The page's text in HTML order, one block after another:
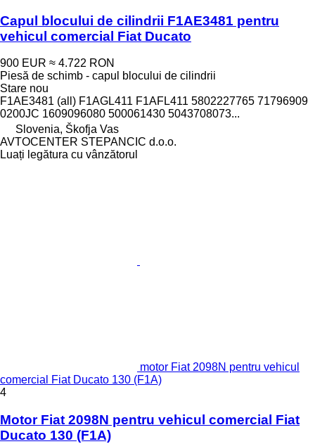
Capul blocului de cilindrii F1AE3481 pentru
vehicul comercial Fiat Ducato
900 EUR ≈ 4.722 RON
Piesă de schimb - capul blocului de cilindrii
Stare nou
F1AE3481 (all) F1AGL411 F1AFL411 5802227765 71796909
0200JC 1609096080 500061430 5043708073...
Slovenia, Škofja Vas
AVTOCENTER STEPANCIC d.o.o.
Luați legătura cu vânzătorul
motor Fiat 2098N pentru vehicul
comercial Fiat Ducato 130 (F1A)
4
Motor Fiat 2098N pentru vehicul comercial Fiat
Ducato 130 (F1A)